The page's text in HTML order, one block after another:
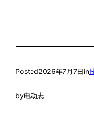
Posted2026年7月7日in
by电动志